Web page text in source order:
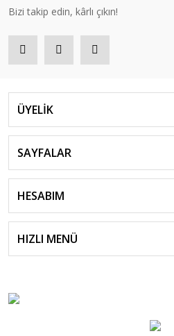
Bizi takip edin, kârlı çıkın!
ÜYELİK
SAYFALAR
HESABIM
HIZLI MENÜ